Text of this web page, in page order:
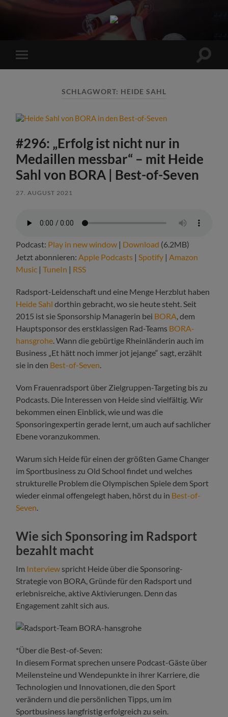
Sports
Maniac
Mobile-
Menü
SCHLAGWORT: HEIDE SAHL
#296: „Erfolg ist nicht nur in
Medaillen messbar“ – mit Heide
Sahl von BORA | Best-of-Seven
27. AUGUST 2021
Podcast: Play in new window | Download (6.2MB)
Jetzt abonnieren:Apple Podcasts |Spotify |Amazon
Music |TuneIn | RSS
Radsport-Leidenschaft und eine Menge Herzblut haben
Heide Sahl dorthin gebracht, wo sie heute steht. Seit
2015 ist sie Sponsorship Managerin bei BORA, dem
Hauptsponsor des erstklassigen Rad-Teams BORA-
hansgrohe. Wann die gebürtige Rheinländerin auch im
Business „Et hätt noch immer jot jejange“ sagt, erzählt
sie in den Best-of-Seven.
Vom Frauenradsport über Zielgruppen-Targeting bis zu
Podcasts. Die Interessen von Heide sind vielfältig. Wir
bekommen einen Einblick, wie und was die
Sponsoringexpertin gerade lernt, um auch auf sachlicher
Ebene voranzukommen.
Warum sich Heide für einen der größten Game Changer
im Sportbusiness zu Old School findet und welches
strukturelle Problem die Olympischen Spiele dem Sport
wieder einmal offengelegt haben, hörst du in Best-of-
Seven.
Wie sich Sponsoring im Radsport
bezahlt macht
Im Interview spricht Heide über die Sponsoring-
Strategie von BORA, Gründe für den Radsport und
erlebnisreiche, aktive Aktivierungen. Denn das
Engagement zahlt sich aus.
*Über die Best-of-Seven:
In diesem Format sprechen unsere Podcast-Gäste über
Meilensteine und Wendepunkte in ihrer Karriere, die
Technologien und Innovationen, die den Sport
verändern und die persönlichen Tipps, um im
Sportbusiness langfristig erfolgreich zu sein.